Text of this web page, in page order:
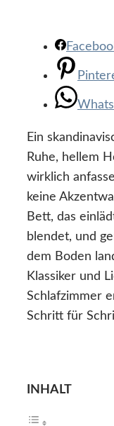
Ein
Ruhe, hellem
wirklich
keine
Bett, das
blendet, und
dem Boden
Klassiker und
Schlafzimmer
Schritt für
INHALT